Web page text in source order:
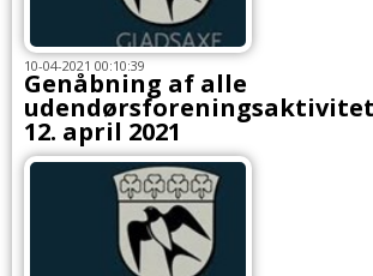
10-04-2021 00:10:39
Genåbning af alle
12. april 2021